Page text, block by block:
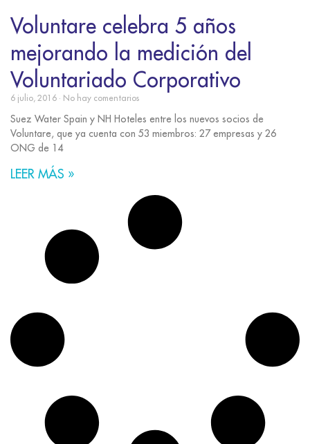
Voluntare celebra 5 años
mejorando la medición del
Voluntariado Corporativo
6 julio, 2016 No hay comentarios
Suez Water Spain y NH Hoteles entre los nuevos socios de
Voluntare, que ya cuenta con 53 miembros: 27 empresas y 26
ONG de 14
LEER MÁS »